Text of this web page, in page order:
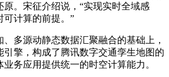
原。宋征介绍说，“实现实时全域感
可计算的前提。”
多源动静态数据汇聚融合的基础上，
引擎，构成了腾讯数字交通孪生地图的
务应用提供统一的时空计算能力。